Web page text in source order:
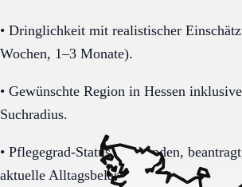
• Dringlichkeit mit realistischer
Wochen, 1–3 Monate).
• Gewünschte Region in Hessen
Suchradius.
• Pflegegrad-Status (vorhanden,
aktuelle Alltagsbelastung.